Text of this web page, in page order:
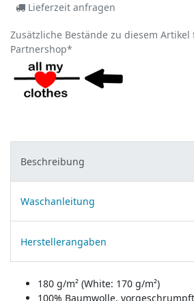
Lieferzeit anfragen
Zusätzliche Bestände zu diesem
Partnershop*
Beschreibung
Waschanleitung
Herstellerangaben
180 g/m² (White: 170 g/m²)
100% Baumwolle,